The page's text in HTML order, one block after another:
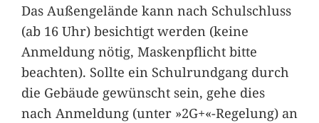
Das Außengelände kann nach Schulschluss
(ab 16 Uhr) besichtigt werden (keine
Anmeldung nötig, Maskenpflicht bitte
beachten). Sollte ein Schulrundgang durch
die Gebäude gewünscht sein, gehe dies
nach Anmeldung (unter »2G+«-Regelung) an